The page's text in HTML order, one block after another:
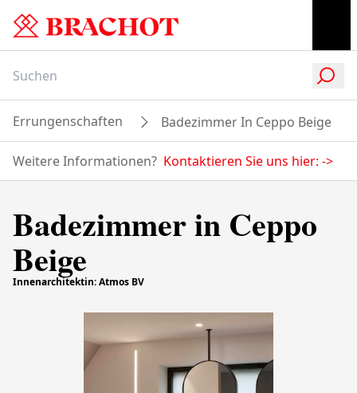
Errungenschaften Badezimmer In Ceppo Beige
Weitere Informationen? Kontaktieren Sie uns hier: ->
Badezimmer in Ceppo
Beige
Innenarchitektin: Atmos BV